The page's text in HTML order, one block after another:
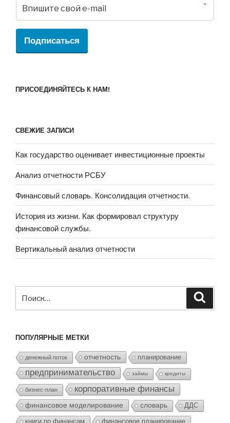
*
Подписаться
ПРИСОЕДИНЯЙТЕСЬ К НАМ!
СВЕЖИЕ ЗАПИСИ
Как государство оценивает инвестиционные проекты
Анализ отчетности РСБУ
Финансовый словарь. Консолидация отчетности.
История из жизни. Как формировал структуру
финансовой службы.
Вертикальный анализ отчетности
ПОПУЛЯРНЫЕ МЕТКИ
денежный поток отчетность планирование
предпринимательство займы кредиты
бизнес-план корпоративные финансы
финансовое моделирование словарь ДДС
книги по финансам финансовое планирование